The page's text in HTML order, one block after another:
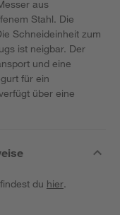
aus
Stahl. Die
Schneideinheit zum
ist neigbar. Der
und eine
für ein
über eine
du hier.